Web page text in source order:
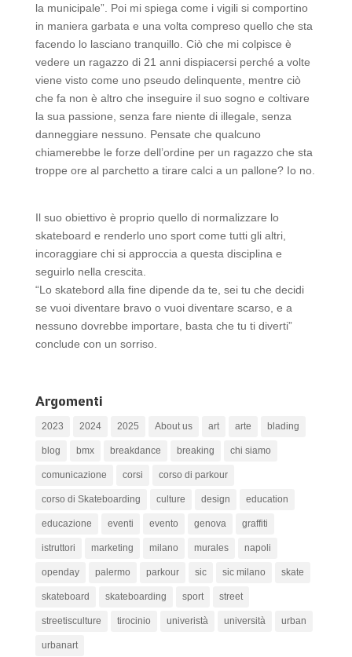
la municipale”. Poi mi spiega come i vigili si comportino
in maniera garbata e una volta compreso quello che sta
facendo lo lasciano tranquillo. Ciò che mi colpisce è
vedere un ragazzo di 21 anni dispiacersi perché a volte
viene visto come uno pseudo delinquente, mentre ciò
che fa non è altro che inseguire il suo sogno e coltivare
la sua passione, senza fare niente di illegale, senza
danneggiare nessuno. Pensate che qualcuno
chiamerebbe le forze dell’ordine per un ragazzo che sta
troppe ore al parchetto a tirare calci a un pallone? Io no.
Il suo obiettivo è proprio quello di normalizzare lo
skateboard e renderlo uno sport come tutti gli altri,
incoraggiare chi si approccia a questa disciplina e
seguirlo nella crescita.
“Lo skatebord alla fine dipende da te, sei tu che decidi
se vuoi diventare bravo o vuoi diventare scarso, e a
nessuno dovrebbe importare, basta che tu ti diverti”
conclude con un sorriso.
Argomenti
2023 2024 2025 About us art arte blading
blog bmx breakdance breaking chi siamo
comunicazione corsi corso di parkour
corso di Skateboarding culture design education
educazione eventi evento genova graffiti
istruttori marketing milano murales napoli
openday palermo parkour sic sic milano skate
skateboard skateboarding sport street
streetisculture tirocinio univeristà università urban
urbanart